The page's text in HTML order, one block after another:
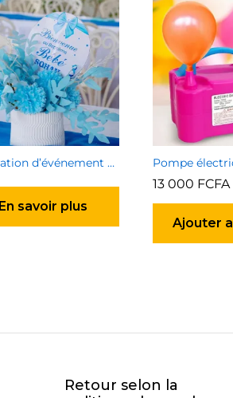
Décoration d’événement de particulier
En savoir plus
Pompe
13 000 FCFA
Ajouter
Retour selon la